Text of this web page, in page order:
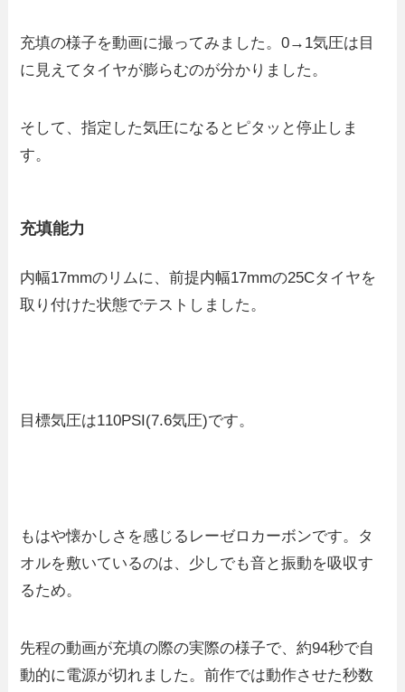
充填の様子を動画に撮ってみました。0→1気圧は目
に見えてタイヤが膨らむのが分かりました。
そして、指定した気圧になるとピタッと停止しま
す。
充填能力
内幅17mmのリムに、前提内幅17mmの25Cタイヤを
取り付けた状態でテストしました。
目標気圧は110PSI(7.6気圧)です。
もはや懐かしさを感じるレーゼロカーボンです。タ
オルを敷いているのは、少しでも音と振動を吸収す
るため。
先程の動画が充填の際の実際の様子で、約94秒で自
動的に電源が切れました。前作では動作させた秒数